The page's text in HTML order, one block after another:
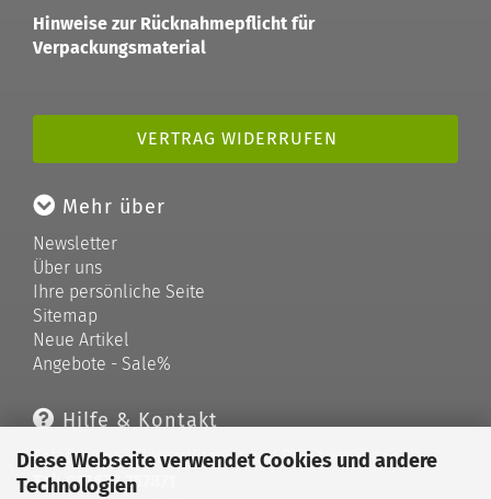
Diese Webseite verwendet Cookies und andere
Technologien
Hinweise zur Rücknahmepflicht für
Verpackungsmaterial
VERTRAG WIDERRUFEN
Mehr über
Newsletter
Über uns
Ihre persönliche Seite
Sitemap
Neue Artikel
Angebote - Sale%
Hilfe & Kontakt
Telefonische Unterstützung und Beratung unter:
Tel: 033679 757871